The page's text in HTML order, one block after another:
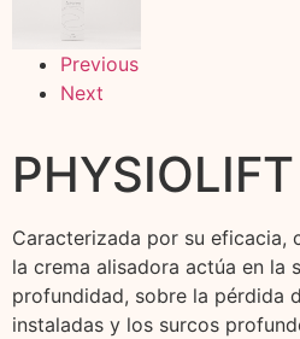
Previous
Next
Caracterizada por su eficacia,
la crema alisadora actúa en la
profundidad, sobre la pérdida
instaladas y los surcos